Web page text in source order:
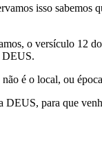
isso sabemos
o versículo 12
DEUS.
é o local, ou
DEUS, para que